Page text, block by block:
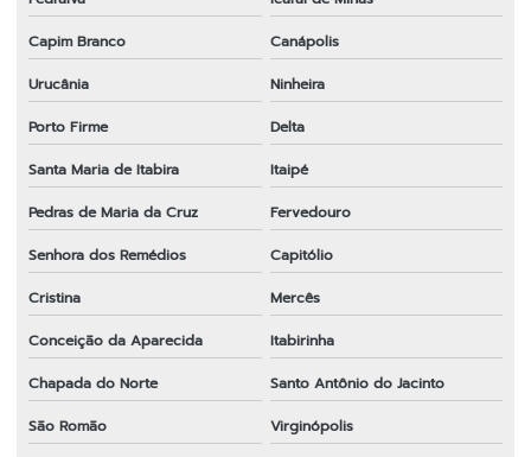
Capim Branco
Canápolis
Urucânia
Ninheira
Porto Firme
Delta
Santa Maria de Itabira
Itaipé
Pedras de Maria da Cruz
Fervedouro
Senhora dos Remédios
Capitólio
Cristina
Mercês
Conceição da Aparecida
Itabirinha
Chapada do Norte
Santo Antônio do Jacinto
São Romão
Virginópolis